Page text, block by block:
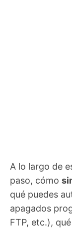
A lo largo de
paso, cómo
qué puedes
apagados
FTP, etc.),